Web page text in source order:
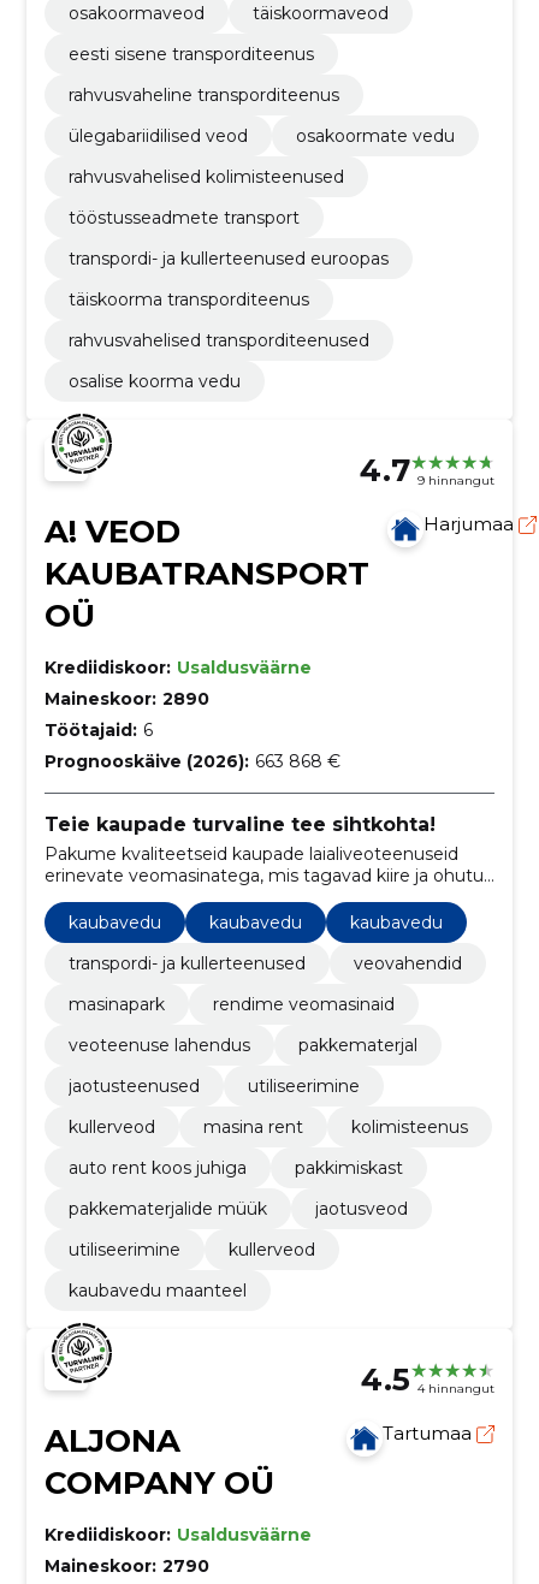
osakoormaveod
täiskoormaveod
eesti sisene transporditeenus
rahvusvaheline transporditeenus
ülegabariidilised veod
osakoormate vedu
rahvusvahelised kolimisteenused
tööstusseadmete transport
transpordi- ja kullerteenused euroopas
täiskoorma transporditeenus
rahvusvahelised transporditeenused
osalise koorma vedu
4.7 9 hinnangut
A! VEOD
KAUBATRANSPORT
OÜ
Harjumaa
Krediidiskoor: Usaldusväärne
Maineskoor: 2890
Töötajaid: 6
Prognooskäive (2026): 663 868 €
Teie kaupade turvaline tee sihtkohta!
Pakume kvaliteetseid kaupade laialiveoteenuseid
erinevate veomasinatega, mis tagavad kiire ja ohutu
kohaletoimetamise.
kaubavedu
kaubavedu
kaubavedu
transpordi- ja kullerteenused
veovahendid
masinapark
rendime veomasinaid
veoteenuse lahendus
pakkematerjal
jaotusteenused
utiliseerimine
kullerveod
masina rent
kolimisteenus
auto rent koos juhiga
pakkimiskast
pakkematerjalide müük
jaotusveod
utiliseerimine
kullerveod
kaubavedu maanteel
4.5 4 hinnangut
ALJONA
COMPANY OÜ
Tartumaa
Krediidiskoor: Usaldusväärne
Maineskoor: 2790